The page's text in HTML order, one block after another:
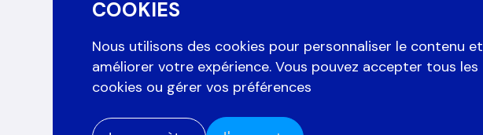
COOKIES
Nous utilisons des cookies pour personnaliser le contenu et
améliorer votre expérience. Vous pouvez accepter tous les
cookies ou gérer vos préférences